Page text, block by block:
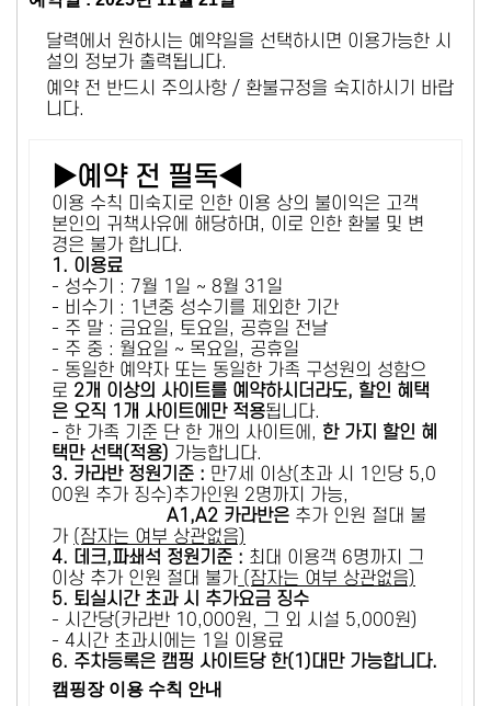
달력에서 원하시는 예약일을 선택하시면 이용가능한 시
설의 정보가 출력됩니다.
예약 전 반드시 주의사항 / 환불규정을 숙지하시기 바랍
니다.
▶예약 전 필독◀
이용 수칙 미숙지로 인한 이용 상의 불이익은 고객
본인의 귀책사유에 해당하며, 이로 인한 환불 및 변
경은 불가 합니다.
1. 이용료
- 성수기 : 7월 1일 ~ 8월 31일
- 비수기 : 1년중 성수기를 제외한 기간
- 주 말 : 금요일, 토요일, 공휴일 전날
- 주 중 : 월요일 ~ 목요일, 공휴일
- 동일한 예약자 또는 동일한 가족 구성원의 성함으
로 2개 이상의 사이트를 예약하시더라도, 할인 혜택
은 오직 1개 사이트에만 적용됩니다.
- 한 가족 기준 단 한 개의 사이트에, 한 가지 할인 혜
택만 선택(적용) 가능합니다.
3. 카라반 정원기준 : 만7세 이상(초과 시 1인당 5,0
00원 추가 징수)추가인원 2명까지 가능,
A1,A2 카라반은 추가 인원 절대 불
가 (잠자는 여부 상관없음)
4. 데크,파쇄석 정원기준 : ​최대 이용객 6명까지 그
이상 추가 인원 절대 불가 (잠자는 여부 상관없음)
5. 퇴실시간 초과 시 추가요금 징수
- 시간당(카라반 10,000원, 그 외 시설 5,000원)
- 4시간 초과시에는 1일 이용료
6. 주차등록은 캠핑 사이트당 한(1)대만 가능합니다.
캠핑장 이용 수칙 안내